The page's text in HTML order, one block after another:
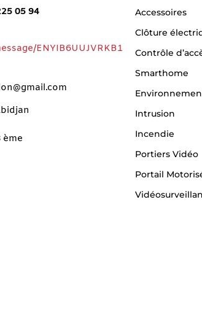
05 94
ENYIB6UUJVRKB1
Accessoires
Clôture
Contrôle
Smarthome
Intrusion
Incendie
Portiers Vidéo
Portail